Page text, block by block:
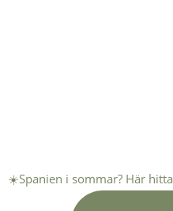
☀️Spanien i sommar? Här